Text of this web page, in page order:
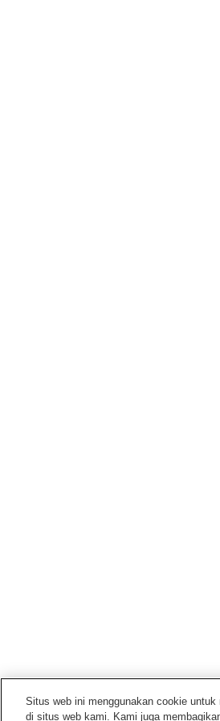
Situs web ini menggunakan cookie
di situs web kami. Kami juga